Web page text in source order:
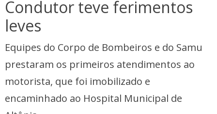
Condutor teve ferimentos
leves
Equipes do Corpo de Bombeiros e do Samu
prestaram os primeiros atendimentos ao
motorista, que foi imobilizado e
encaminhado ao Hospital Municipal de